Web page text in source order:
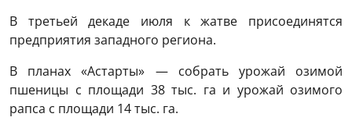
В третьей декаде июля к жатве присоединятся
предприятия западного региона.
В планах «Астарты» — собрать урожай озимой
пшеницы с площади 38 тыс. га и урожай озимого
рапса с площади 14 тыс. га.